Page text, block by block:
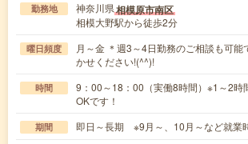
勤務地 神奈川県相模原市南区
相模大野駅から徒歩2分
曜日頻度
月～金 ＊週3～4日勤務のご相談も可能
かせください!(^^)!
時間
9：00～18：00（実働8時間）※1～2時
OKです！
期間 即日～長期 ※9月～、10月～など就業